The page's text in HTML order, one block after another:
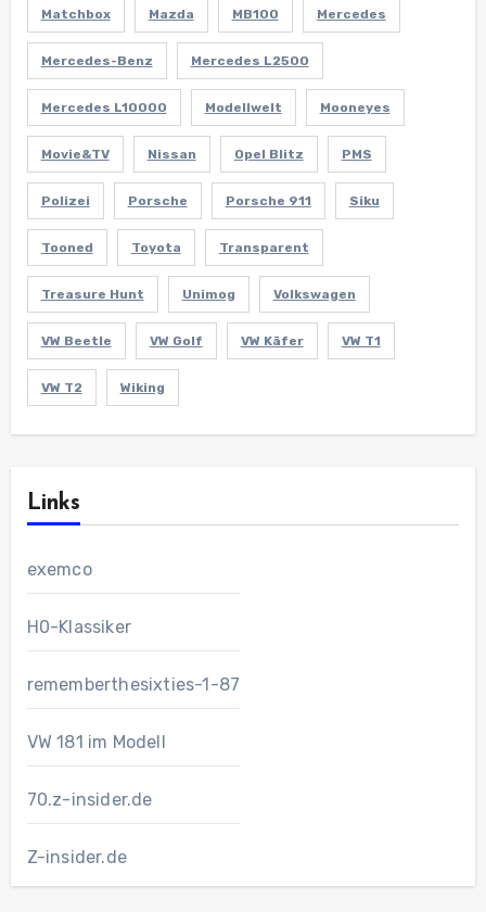
Matchbox Mazda MB100 Mercedes
Mercedes-Benz Mercedes L2500
Mercedes L10000 Modellwelt Mooneyes
Movie&TV Nissan Opel Blitz PMS
Polizei Porsche Porsche 911 Siku
Tooned Toyota Transparent
Treasure Hunt Unimog Volkswagen
VW Beetle VW Golf VW Käfer VW T1
VW T2 Wiking
Links
exemco
H0-Klassiker
rememberthesixties-1-87
VW 181 im Modell
70.z-insider.de
Z-insider.de